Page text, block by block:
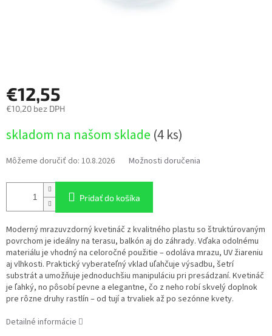
€12,55
€10,20 bez DPH
cena:
skladom na našom sklade (4 ks)
Môžeme doručiť do: 10.8.2026 Možnosti doručenia
Pridať do košíka
Moderný mrazuvzdorný kvetináč z kvalitného plastu so štruktúrovaným
povrchom je ideálny na terasu, balkón aj do záhrady. Vďaka odolnému
materiálu je vhodný na celoročné použitie – odoláva mrazu, UV žiareniu
aj vlhkosti. Praktický vyberateľný vklad uľahčuje výsadbu, šetrí
substrát a umožňuje jednoduchšiu manipuláciu pri presádzaní. Kvetináč
je ľahký, no pôsobí pevne a elegantne, čo z neho robí skvelý doplnok
pre rôzne druhy rastlín – od tují a trvaliek až po sezónne kvety.
Detailné informácie